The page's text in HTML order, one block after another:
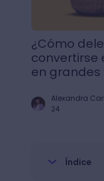
¿Cómo
convertirse
en
Alexandra
24
Índice